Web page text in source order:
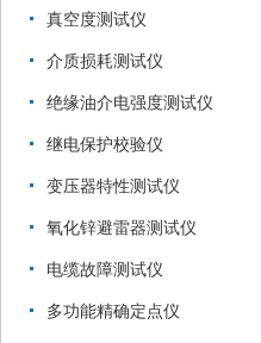
真空度测试仪
介质损耗测试仪
绝缘油介电强度测试仪
继电保护校验仪
变压器特性测试仪
氧化锌避雷器测试仪
电缆故障测试仪
多功能精确定点仪